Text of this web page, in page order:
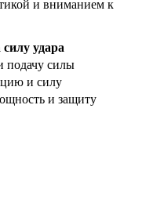
и вниманием к
удара
подачу силы
и силу
и защиту